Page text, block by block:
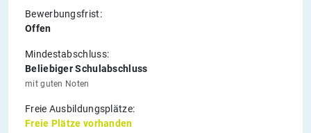
Bewerbungsfrist:
Offen
Mindestabschluss:
Beliebiger Schulabschluss
mit guten Noten
Freie Ausbildungsplätze:
Freie Plätze vorhanden